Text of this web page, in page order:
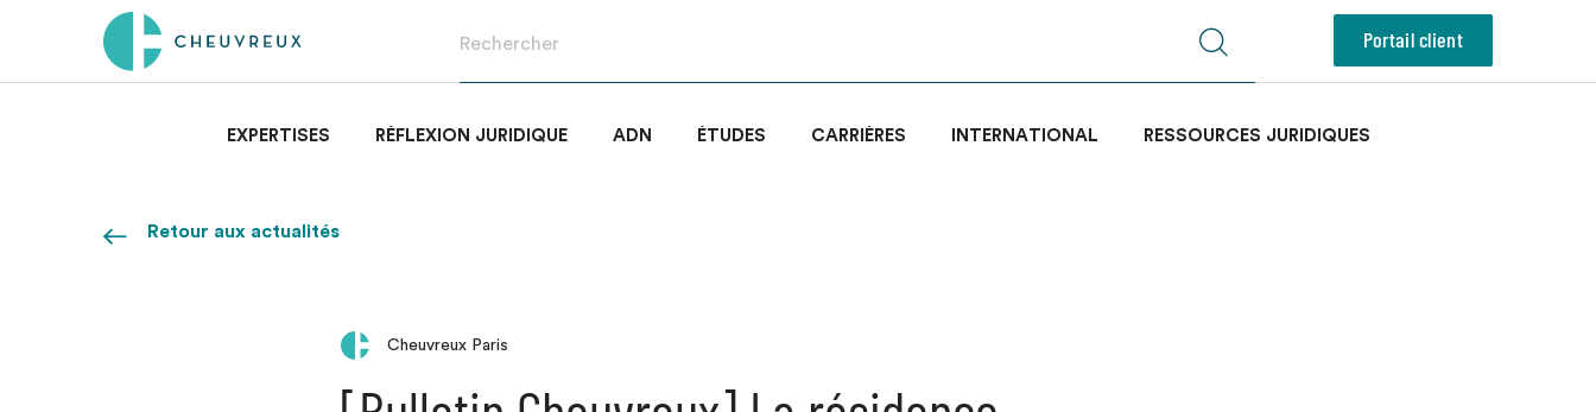
Portail client
EXPERTISES RÉFLEXION JURIDIQUE ADN ÉTUDES CARRIÈRES INTERNATIONAL RESSOURCES JURIDIQUES
Retour aux actualités
Cheuvreux Paris